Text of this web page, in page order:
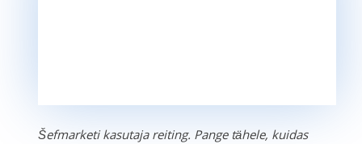
Šefmarketi kasutaja reiting. Pange tähele, kuidas